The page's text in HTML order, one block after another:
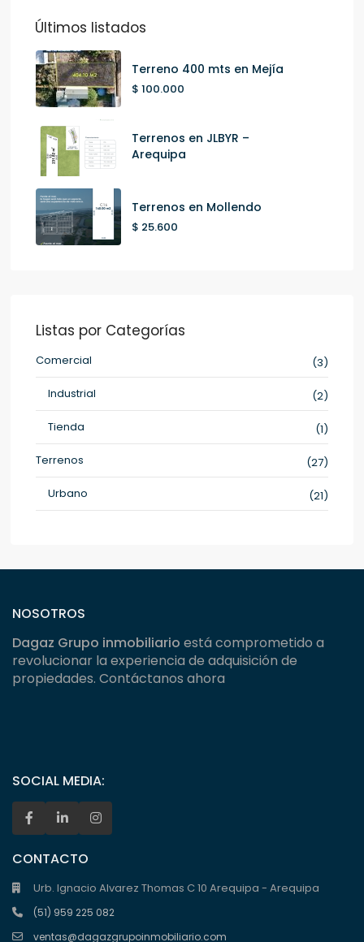
Últimos listados
Terreno 400 mts en Mejía
$ 100.000
Terrenos en JLBYR –
Arequipa
Terrenos en Mollendo
$ 25.600
Listas por Categorías
Comercial
(3)
Industrial
(2)
Tienda
(1)
Terrenos
(27)
Urbano
(21)
NOSOTROS
Dagaz Grupo inmobiliario está comprometido a
revolucionar la experiencia de adquisición de
propiedades. Contáctanos ahora
SOCIAL MEDIA:
CONTACTO
Urb. Ignacio Alvarez Thomas C 10 Arequipa - Arequipa
(51) 959 225 082
ventas@dagazgrupoinmobiliario.com